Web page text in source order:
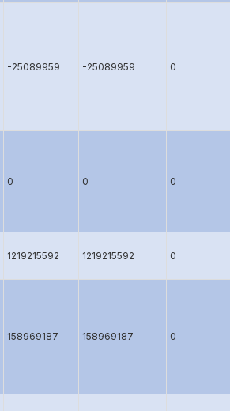
-25089959 -25089959 0
0 0 0
1219215592 1219215592 0
158969187 158969187 0